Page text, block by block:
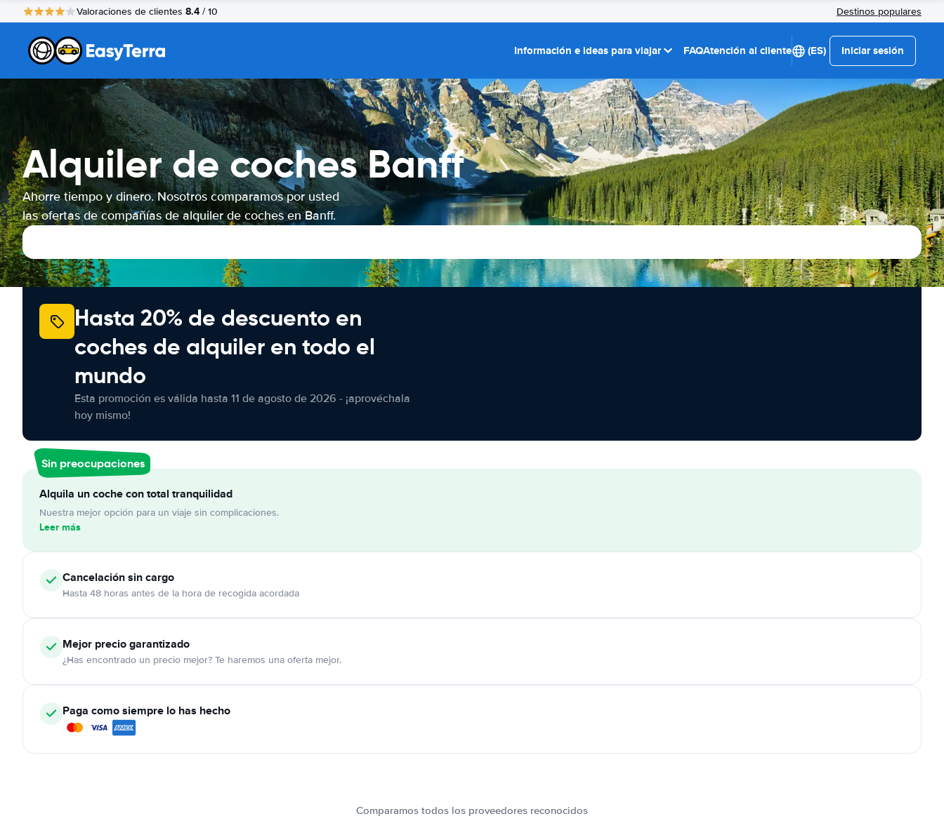
Valoraciones de clientes 8.4 / 10 Destinos populares
Información e ideas para viajar FAQAtención al cliente (ES) Iniciar sesión
Alquiler de coches Banff
Ahorre tiempo y dinero. Nosotros comparamos por usted
las ofertas de compañías de alquiler de coches en Banff.
Hasta 20% de descuento en
coches de alquiler en todo el
mundo
Esta promoción es válida hasta 11 de agosto de 2026 - ¡aprovéchala
hoy mismo!
Sin preocupaciones
Alquila un coche con total tranquilidad
Nuestra mejor opción para un viaje sin complicaciones.
Leer más
Cancelaciónsin cargo
Hasta 48 horas antes de la hora de recogida acordada
Mejor precio garantizado
¿Has encontrado un precio mejor? Te haremos una oferta mejor.
Paga como siempre lo has hecho
Comparamos todos los proveedores reconocidos